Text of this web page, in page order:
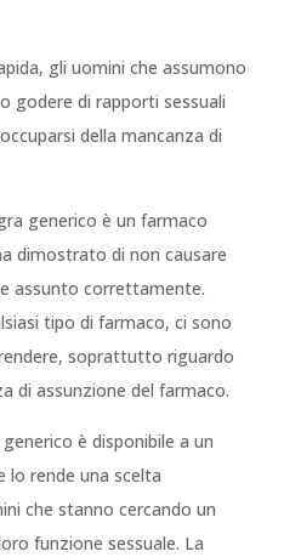
gli uomini che assumono
godere di rapporti sessuali
della mancanza di
generico è un farmaco
dimostrato di non causare
assunto correttamente.
tipo di farmaco, ci sono
soprattutto riguardo
di assunzione del farmaco.
è disponibile a un
lo rende una scelta
che stanno cercando un
funzione sessuale. La